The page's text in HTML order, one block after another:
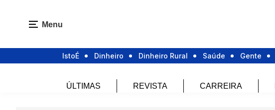
Menu
IstoÉ Dinheiro Dinheiro Rural Saúde Gente
ÚLTIMAS REVISTA CARREIRA